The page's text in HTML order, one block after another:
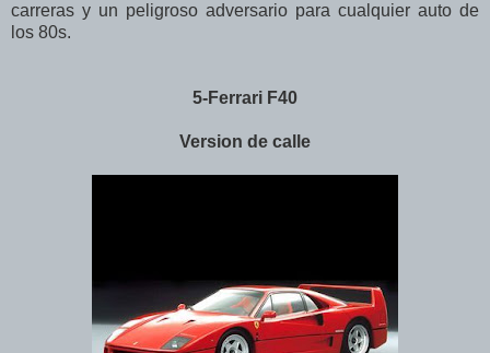
carreras y un peligroso adversario para cualquier auto de
los 80s.
5-Ferrari F40
Version de calle